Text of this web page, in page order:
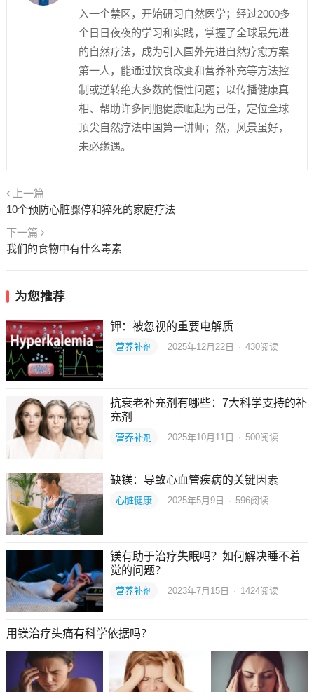
入一个禁区，开始研习自然医学；经过2000多
个日日夜夜的学习和实践，掌握了全球最先进
的自然疗法，成为引入国外先进自然疗愈方案
第一人，能通过饮食改变和营养补充等方法控
制或逆转绝大多数的慢性问题；以传播健康真
相、帮助许多同胞健康崛起为己任，定位全球
顶尖自然疗法中国第一讲师；然，风景虽好，
未必缘遇。
上一篇
10个预防心脏骤停和猝死的家庭疗法
下一篇
我们的食物中有什么毒素
为您推荐
钾：被忽视的重要电解质
营养补剂 2025年12月22日 · 430阅读
抗衰老补充剂有哪些：7大科学支持的补
充剂
营养补剂 2025年10月11日 · 500阅读
缺镁：导致心血管疾病的关键因素
心脏健康 2025年5月9日 · 596阅读
镁有助于治疗失眠吗？如何解决睡不着
觉的问题？
营养补剂 2023年7月15日 · 1424阅读
用镁治疗头痛有科学依据吗？